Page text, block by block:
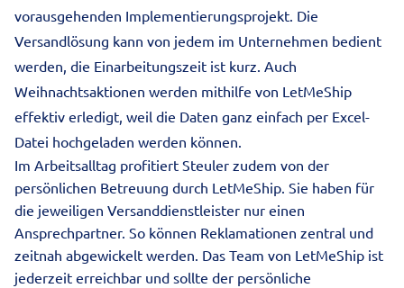
vorausgehenden Implementierungsprojekt. Die
Versandlösung kann von jedem im Unternehmen bedient
werden, die Einarbeitungszeit ist kurz. Auch
Weihnachtsaktionen werden mithilfe von LetMeShip
effektiv erledigt, weil die Daten ganz einfach per Excel-
Datei hochgeladen werden können.
Im Arbeitsalltag profitiert Steuler zudem von der
persönlichen Betreuung durch LetMeShip. Sie haben für
die jeweiligen Versanddienstleister nur einen
Ansprechpartner. So können Reklamationen zentral und
zeitnah abgewickelt werden. Das Team von LetMeShip ist
jederzeit erreichbar und sollte der persönliche